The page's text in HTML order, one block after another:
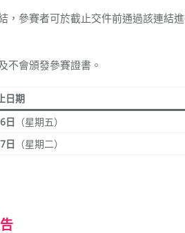
，參賽者可於截止交件前通過該連結
不會頒發參賽證書。
日期
日 （星期五）
日 （星期二）